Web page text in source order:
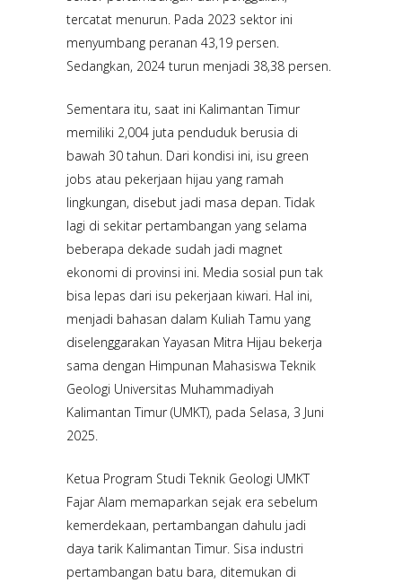
tercatat menurun. Pada 2023 sektor ini
menyumbang peranan 43,19 persen.
Sedangkan, 2024 turun menjadi 38,38 persen.
Sementara itu, saat ini Kalimantan Timur
memiliki 2,004 juta penduduk berusia di
bawah 30 tahun. Dari kondisi ini, isu green
jobs atau pekerjaan hijau yang ramah
lingkungan, disebut jadi masa depan. Tidak
lagi di sekitar pertambangan yang selama
beberapa dekade sudah jadi magnet
ekonomi di provinsi ini. Media sosial pun tak
bisa lepas dari isu pekerjaan kiwari. Hal ini,
menjadi bahasan dalam Kuliah Tamu yang
diselenggarakan Yayasan Mitra Hijau bekerja
sama dengan Himpunan Mahasiswa Teknik
Geologi Universitas Muhammadiyah
Kalimantan Timur (UMKT), pada Selasa, 3 Juni
2025.
Ketua Program Studi Teknik Geologi UMKT
Fajar Alam memaparkan sejak era sebelum
kemerdekaan, pertambangan dahulu jadi
daya tarik Kalimantan Timur. Sisa industri
pertambangan batu bara, ditemukan di